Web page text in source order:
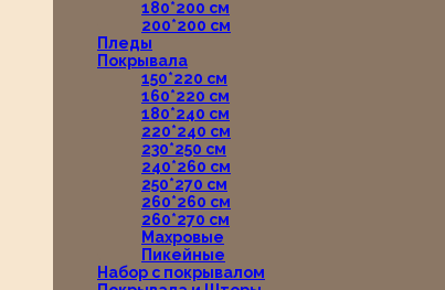
180*200 см
200*200 см
Пледы
Покрывала
150*220 см
160*220 см
180*240 см
220*240 см
230*250 см
240*260 см
250*270 см
260*260 см
260*270 см
Махровые
Пикейные
Набор с покрывалом